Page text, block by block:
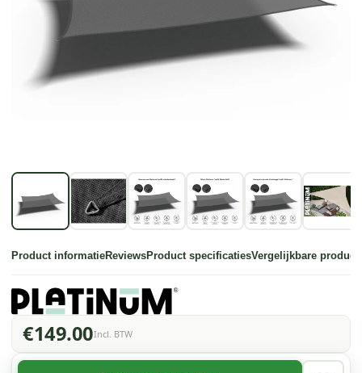
Product informatieReviewsProduct specificatiesVergelijkbare
€149.00Incl. BTW